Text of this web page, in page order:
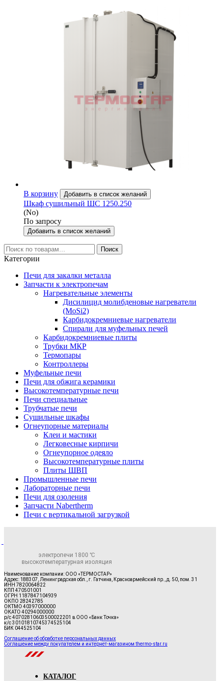
В корзину Добавить в список желаний
Шкаф сушильный ШС 1250.250
(No)
По запросу
Добавить в список желаний
Искать: Поиск
Категории
Печи для закалки металла
Запчасти к электропечам
Нагревательные элементы
Дисилицид молибденовые нагреватели
(MoSi2)
Карбидокремниевые нагреватели
Спирали для муфельных печей
Карбидокремниевые плиты
Трубки МКР
Термопары
Контроллеры
Муфельные печи
Печи для обжига керамики
Высокотемпературные печи
Печи специальные
Трубчатые печи
Сушильные шкафы
Огнеупорные материалы
Клеи и мастики
Легковесные кирпичи
Огнеупорное одеяло
Высокотемпературные плиты
Плиты ШВП
Промышленные печи
Лабораторные печи
Печи для озоления
Запчасти Nabertherm
Печи с вертикальной загрузкой
электропечи 1800 ℃
высокотемпературная изоляция
Наименование компании: ООО «ТЕРМОСТАР»
Адрес: 188307, Ленинградская обл., г. Гатчина, Красноармейский пр., д. 50, пом. 31
ИНН 7820064822
КПП 470501001
ОГРН 1187847104939
ОКПО 28242785
ОКТМО 40397000000
ОКАТО 40294000000
р/с 40702810603500022201 в ООО «Банк Точка»
к/с 30101810745374525104
БИК 044525104
Соглашение об обработке персональных данных
Соглашение между покупателем и интернет-магазином thermo-star.ru
КАТАЛОГ